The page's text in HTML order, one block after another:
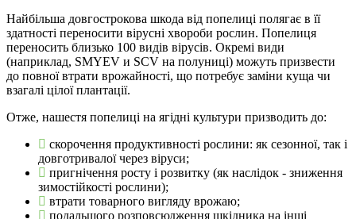
Найбільша довгострокова шкода від попелиці полягає в її
здатності переносити вірусні хвороби рослин. Попелиця
переносить близько 100 видів вірусів. Окремі види
(наприклад, SMYEV и SCV на полуниці) можуть призвести
до повної втрати врожайності, що потребує заміни куща чи
взагалі цілої плантації.
Отже, нашестя попелиці на ягідні культури призводить до:
скорочення продуктивності рослини: як сезонної, так і
довготривалої через віруси;
пригнічення росту і розвитку (як наслідок - зниження
зимостійкості рослини);
втрати товарного вигляду врожаю;
подальшого розповсюдження шкідника на інші